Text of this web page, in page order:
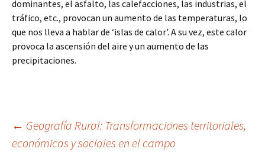
dominantes, el asfalto, las calefacciones, las industrias, el
tráfico, etc., provocan un aumento de las temperaturas, lo
que nos lleva a hablar de ‘islas de calor’. A su vez, este calor
provoca la ascensión del aire y un aumento de las
precipitaciones.
Navegación
← Geografía Rural: Transformaciones territoriales,
económicas y sociales en el campo